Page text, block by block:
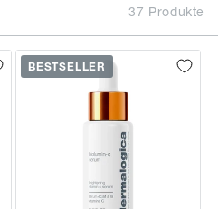
37 Produkte
BESTSELLER